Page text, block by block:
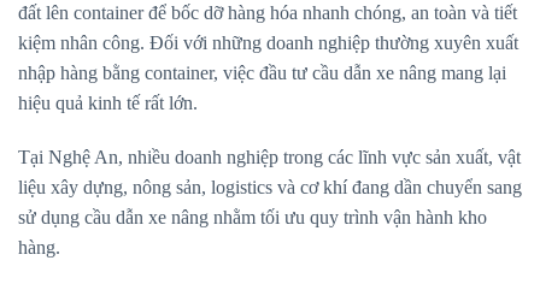
đất lên container để bốc dỡ hàng hóa nhanh chóng, an toàn và tiết
kiệm nhân công. Đối với những doanh nghiệp thường xuyên xuất
nhập hàng bằng container, việc đầu tư cầu dẫn xe nâng mang lại
hiệu quả kinh tế rất lớn.
Tại Nghệ An, nhiều doanh nghiệp trong các lĩnh vực sản xuất, vật
liệu xây dựng, nông sản, logistics và cơ khí đang dần chuyển sang
sử dụng cầu dẫn xe nâng nhằm tối ưu quy trình vận hành kho
hàng.